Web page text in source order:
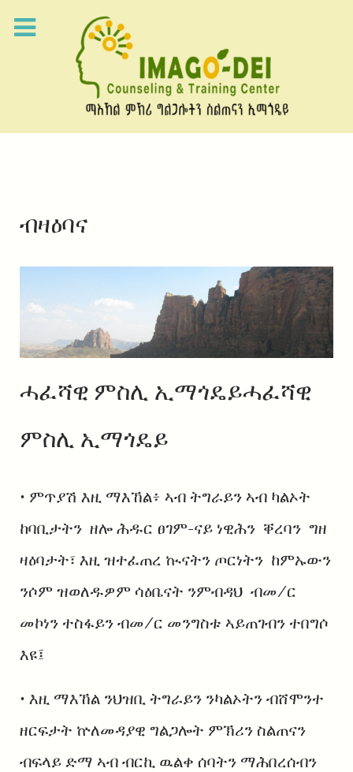
ብዛዕባና
ሓፈሻዊ ምስሊ ኢማጎዴይሓፈሻዊ
ምስሊ ኢማጎዴይ
• ምጥያሽ እዚ ማእኸል፥ ኣብ ትግራይን ኣብ ካልኦት
ከባቢታትን ዘሎ ሕዱር ፀገም-ናይ ነዊሕን ቐረባን ግዘ
ዛዕባታት፣ እዚ ዝተፈጠረ ኲናትን ጦርነትን ከምኡውን
ንሶም ዝወለዱዎም ሳዕቤናት ንምብዳህ ብመ/ር
መኮነን ተስፋይን ብመ/ር መንግስቱ ኣይጠገብን ተበግሶ
እዩ፤
• እዚ ማእኸል ንህዝቢ ትግራይን ንካልኦትን ብሸሞንተ
ዘርፍታት ኵለመዳያዊ ግልጋሎት ምኽሪን ስልጠናን
ብፍላይ ድማ ኣብ ብርኪ ዉልቀ ሰባትን ማሕበረሰብን